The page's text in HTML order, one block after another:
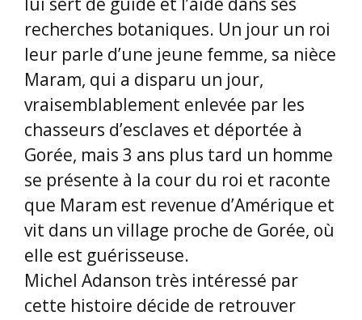
recherches botaniques. Un jour un roi
leur parle d’une jeune femme, sa nièce
Maram, qui a disparu un jour,
vraisemblablement enlevée par les
chasseurs d’esclaves et déportée à
Gorée, mais 3 ans plus tard un homme
se présente à la cour du roi et raconte
que Maram est revenue d’Amérique et
vit dans un village proche de Gorée, où
elle est guérisseuse.
Michel Adanson très intéressé par
cette histoire décide de retrouver